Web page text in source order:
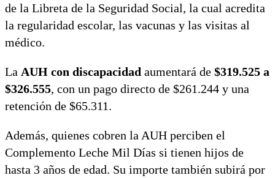
de la Libreta de la Seguridad Social, la cual acredita
la regularidad escolar, las vacunas y las visitas al
médico.
La AUH con discapacidad aumentará de $319.525 a
$326.555, con un pago directo de $261.244 y una
retención de $65.311.
Además, quienes cobren la AUH perciben el
Complemento Leche Mil Días si tienen hijos de
hasta 3 años de edad. Su importe también subirá por